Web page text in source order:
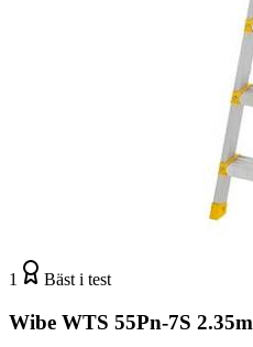
1 Bäst i test
Wibe WTS 55Pn-7S 2.35m